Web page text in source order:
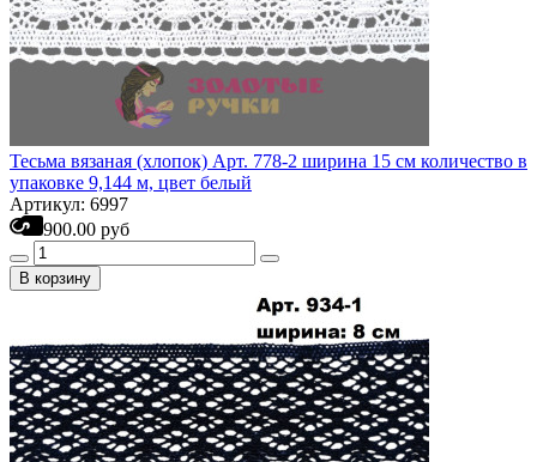
Тесьма вязаная (хлопок) Арт. 778-2 ширина 15 см количество в
упаковке 9,144 м, цвет белый
Артикул: 6997
900.00 руб
В корзину